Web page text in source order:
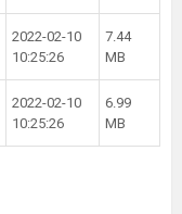
2022-02-10
10:25:26
7.44
MB
2022-02-10
10:25:26
6.99
MB